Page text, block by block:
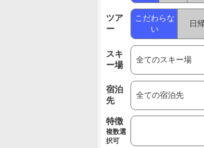
ツア
ー
こだわらな
い
日
スキ
ー場
宿泊
先
特徴
複数選
択可